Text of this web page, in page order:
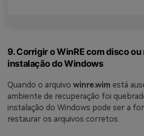
9. Corrigir o WinRE com disco ou
instalação do Windows
Quando o arquivo winre.wim está
ambiente de recuperação foi
instalação do Windows pode ser a
restaurar os arquivos corretos.